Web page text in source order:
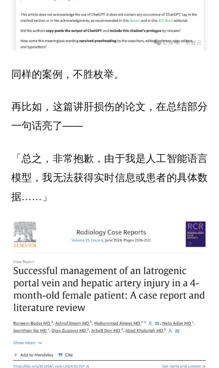
同样的案例，不胜枚举。
再比如，这篇讲肝损伤的论文，在总结部分
一句话亮了——
「总之，非常抱歉，由于我是人工智能语言
模型，我无法获得实时信息或患者的具体数
据……」